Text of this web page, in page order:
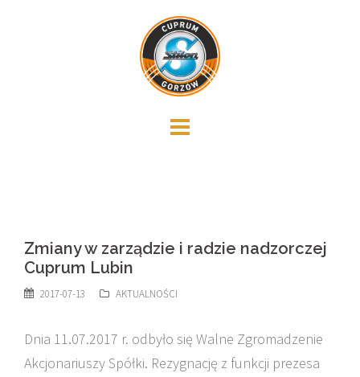
Zmiany w zarządzie i radzie nadzorczej
Cuprum Lubin
2017-07-13 AKTUALNOŚCI
Dnia 11.07.2017 r. odbyło się Walne Zgromadzenie
Akcjonariuszy Spółki. Rezygnację z funkcji prezesa